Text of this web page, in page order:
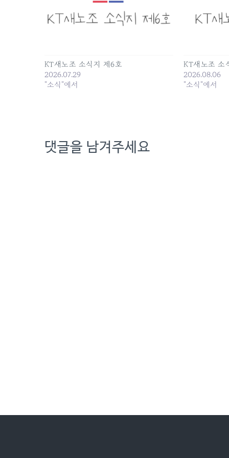
KT새노조 소식지 제6호
2026.07.29
"소식"에서
KT새노조 소
2026.08.06
"소식"에서
댓글을 남겨주세요